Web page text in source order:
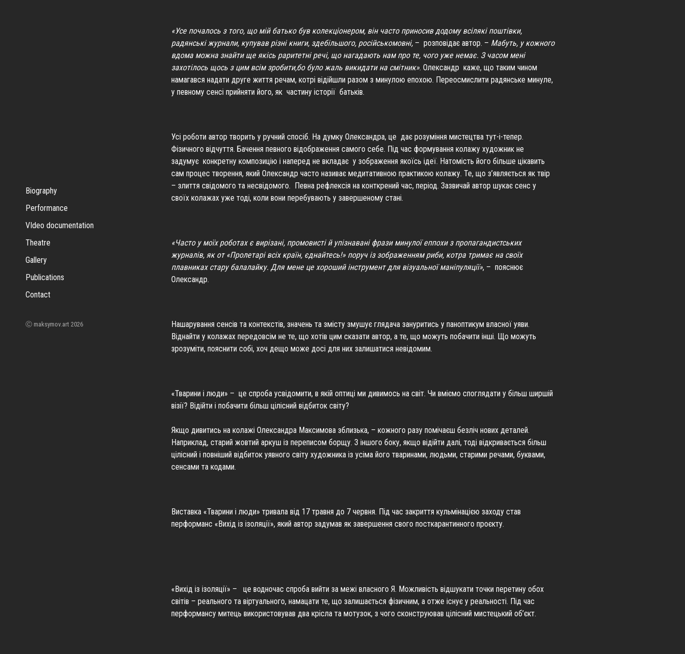
Biography
Performance
VIdeo documentation
Theatre
Gallery
Publications
Contact
Ⓒ maksymov.art 2026
«Усе почалось з того, що мій батько був колекціонером, він часто приносив додому всілякі поштівки,
радянські журнали, купував різні книги, здебільшого, російськомовні, – розповідає автор. – Мабуть, у кожного
вдома можна знайти ще якісь раритетні речі, що нагадають нам про те, чого уже немає. З часом мені
захотілось щось з цим всім зробити,бо було жаль викидати на смітник». Олександр каже, що таким чином
намагався надати друге життя речам, котрі відійшли разом з минулою епохою. Переосмислити радянське минуле,
у певному сенсі прийняти його, як частину історії батьків.
Усі роботи автор творить у ручний спосіб. На думку Олександра, це дає розуміння мистецтва тут-і-тепер.
Фізичного відчуття. Бачення певного відображення самого себе. Під час формування колажу художник не
задумує конкретну композицію і наперед не вкладає у зображення якоїсь ідеї. Натомість його більше цікавить
сам процес творення, який Олександр часто називає медитативною практикою колажу. Те, що з’являється як твір
– злиття свідомого та несвідомого. Певна рефлексія на конткрений час, період. Зазвичай автор шукає сенс у
своїх колажах уже тоді, коли вони перебувають у завершеному стані.
«Часто у моїх роботах є вирізані, промовисті й упізнавані фрази минулої еппохи з пропагандистських
журналів, як от «Пролетарі всіх країн, єднайтесь!» поруч із зображенням риби, котра тримає на своїх
плавниках стару балалайку. Для мене це хороший інструмент для візуальної маніпуляції», – пояснює
Олександр.
Нашарування сенсів та контекстів, значень та змісту змушує глядача зануритись у паноптикум власної уяви.
Віднайти у колажах передовсім не те, що хотів цим сказати автор, а те, що можуть побачити інші. Що можуть
зрозуміти, пояснити собі, хоч дещо може досі для них залишатися невідомим.
«Тварини і люди» – це спроба усвідомити, в якій оптиці ми дивимось на світ. Чи вміємо споглядати у більш ширшій
візії? Відійти і побачити більш цілісний відбиток світу?
Якщо дивитись на колажі Олександра Максимова зблизька, – кожного разу помічаєш безліч нових деталей.
Наприклад, старий жовтий аркуш із переписом борщу. З іншого боку, якщо відійти далі, тоді відкривається більш
цілісний і повніший відбиток уявного світу художника із усіма його тваринами, людьми, старими речами, буквами,
сенсами та кодами.
Виставка «Тварини і люди» тривала від 17 травня до 7 червня. Під час закриття кульмінацією заходу став
перформанс «Вихід із ізоляції», який автор задумав як завершення свого посткарантинного проєкту.
«Вихід із ізоляції» – це водночас спроба вийти за межі власного Я. Можливість відшукати точки перетину обох
світів – реального та віртуального, намацати те, що залишається фізичним, а отже існує у реальності. Під час
перформансу митець використовував два крісла та мотузок, з чого сконструював цілісний мистецький об’єкт.